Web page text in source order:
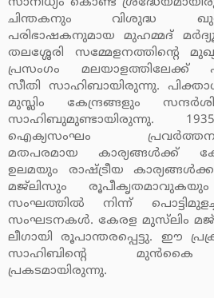
സാനിധ്യം കൊണ്ട്
ചിന്തകനും വിശുദ്ധ
പരിഭാഷകനുമായ മുഹമ്മദ്
തലശ്ശേരി സമ്മേളനത്തിന്റെ
പ്രസംഗം മലയാളത്തിലേക്ക്
സീതി സാഹിബായിരുന്നു.
മുസ്ലിം കേന്ദ്രങ്ങളും
സാഹിബുമുണ്ടായിരുന്നു.
ഐക്യസംഘം
മതപരമായ കാര്യങ്ങള്‍ക്ക്
ഉലമയും രാഷ്ട്രീയ
മജ്‌ലിസും
സംഘത്തില്‍ നിന്ന്
സംഘടനകള്‍. കേരള മുസ്‌ലിം മജ്
ലീഗായി രൂപാന്തരപ്പെട്ടു. ഈ
സാഹിബിന്റെ മുന്‍കൈ
പ്രകടമായിരുന്നു.